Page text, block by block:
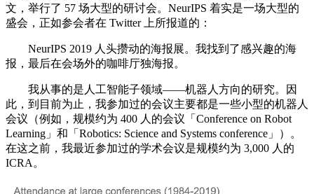
文，举行了 57 场大型的研讨会。NeurIPS 着实是一场大型的
盛会，正如参会者在 Twitter 上所报道的：
NeurIPS 2019 人头攒动的海报展。我找到了感兴趣的海
报，最后在会场外的咖啡厅独海报。
我从事的是人工智能子领域——机器人方向的研究。因
此，到目前为止，我参加过的会议主要都是一些小型的机器人
会议（例如，规模约为 400 人的会议「Conference on Robot
Learning」和「Robotics: Science and Systems conference」）。
在这之前，我最近参加过的学术会议是规模约为 3,000 人的
ICRA。